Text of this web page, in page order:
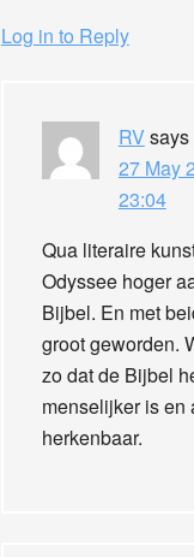
Log in to Reply
RV says
27 May
23:04
Qua literaire
Odyssee hoger
Bijbel. En met
groot geworden.
zo dat de Bijbel
menselijker is en
herkenbaar.